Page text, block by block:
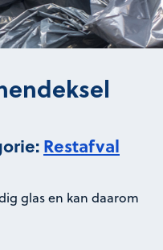
Restafval
glas en kan daarom